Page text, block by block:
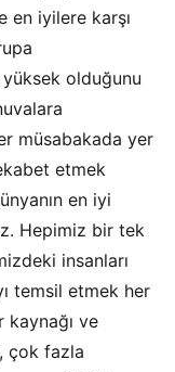
en iyilere karşı
olduğunu
müsabakada yer
etmek
en iyi
Hepimiz bir tek
insanları
temsil etmek her
ve
çok fazla